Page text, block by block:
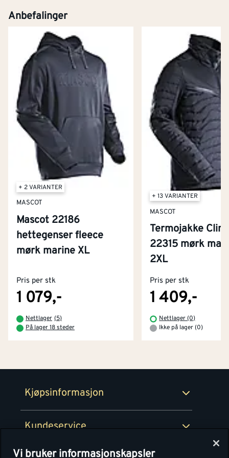
Anbefalinger
+ 2 VARIANTER
MASCOT
Mascot 22186
hettegenser fleece
mørk marine XL
Pris per stk
1 079,-
Nettlager (5)
På lager 18 steder
+ 13 VARIANTER
MASCOT
Termojakke
22315 mørk
2XL
Pris per stk
1 409,-
Nettlager (0)
Ikke på lager (0)
Kjøpsinformasjon
Kjøpsbetingelser
Retur- og angrerettsskjema
Kundeservice
Tjenester
Montér Klubb
Byggevarehus og åpningstider
Prismatch
Personvern
Vi bruker informasjonskapsler